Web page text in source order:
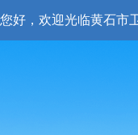
您好，欢迎光临黄石市